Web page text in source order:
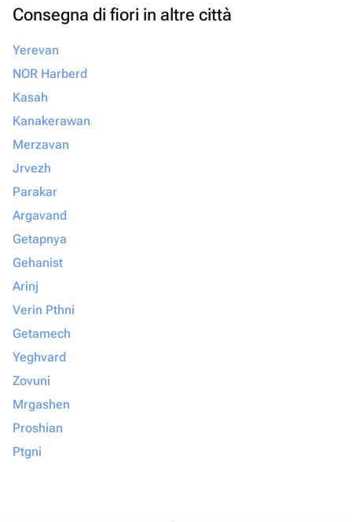
Consegna di fiori in altre città
Yerevan
NOR Harberd
Kasah
Kanakerawan
Merzavan
Jrvezh
Parakar
Argavand
Getapnya
Gehanist
Arinj
Verin Pthni
Getamech
Yeghvard
Zovuni
Mrgashen
Proshian
Ptgni